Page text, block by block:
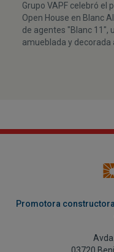
Grupo VAPF celebró el
Open House en Blanc
de agentes "Blanc 11",
amueblada y decorada
Promotora